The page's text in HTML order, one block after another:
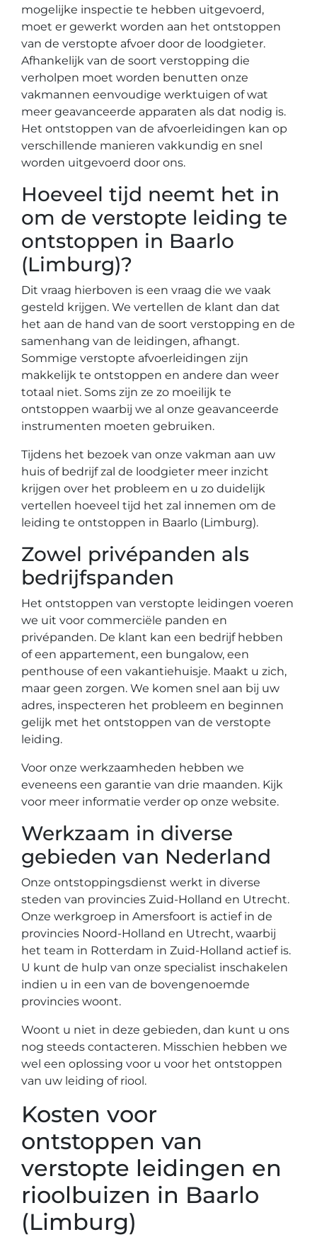
mogelijke inspectie te hebben uitgevoerd,
moet er gewerkt worden aan het ontstoppen
van de verstopte afvoer door de loodgieter.
Afhankelijk van de soort verstopping die
verholpen moet worden benutten onze
vakmannen eenvoudige werktuigen of wat
meer geavanceerde apparaten als dat nodig is.
Het ontstoppen van de afvoerleidingen kan op
verschillende manieren vakkundig en snel
worden uitgevoerd door ons.
Hoeveel tijd neemt het in
om de verstopte leiding te
ontstoppen in Baarlo
(Limburg)?
Dit vraag hierboven is een vraag die we vaak
gesteld krijgen. We vertellen de klant dan dat
het aan de hand van de soort verstopping en de
samenhang van de leidingen, afhangt.
Sommige verstopte afvoerleidingen zijn
makkelijk te ontstoppen en andere dan weer
totaal niet. Soms zijn ze zo moeilijk te
ontstoppen waarbij we al onze geavanceerde
instrumenten moeten gebruiken.
Tijdens het bezoek van onze vakman aan uw
huis of bedrijf zal de loodgieter meer inzicht
krijgen over het probleem en u zo duidelijk
vertellen hoeveel tijd het zal innemen om de
leiding te ontstoppen in Baarlo (Limburg).
Zowel privépanden als
bedrijfspanden
Het ontstoppen van verstopte leidingen voeren
we uit voor commerciële panden en
privépanden. De klant kan een bedrijf hebben
of een appartement, een bungalow, een
penthouse of een vakantiehuisje. Maakt u zich,
maar geen zorgen. We komen snel aan bij uw
adres, inspecteren het probleem en beginnen
gelijk met het ontstoppen van de verstopte
leiding.
Voor onze werkzaamheden hebben we
eveneens een garantie van drie maanden. Kijk
voor meer informatie verder op onze website.
Werkzaam in diverse
gebieden van Nederland
Onze ontstoppingsdienst werkt in diverse
steden van provincies Zuid-Holland en Utrecht.
Onze werkgroep in Amersfoort is actief in de
provincies Noord-Holland en Utrecht, waarbij
het team in Rotterdam in Zuid-Holland actief is.
U kunt de hulp van onze specialist inschakelen
indien u in een van de bovengenoemde
provincies woont.
Woont u niet in deze gebieden, dan kunt u ons
nog steeds contacteren. Misschien hebben we
wel een oplossing voor u voor het ontstoppen
van uw leiding of riool.
Kosten voor
ontstoppen van
verstopte leidingen en
rioolbuizen in Baarlo
(Limburg)